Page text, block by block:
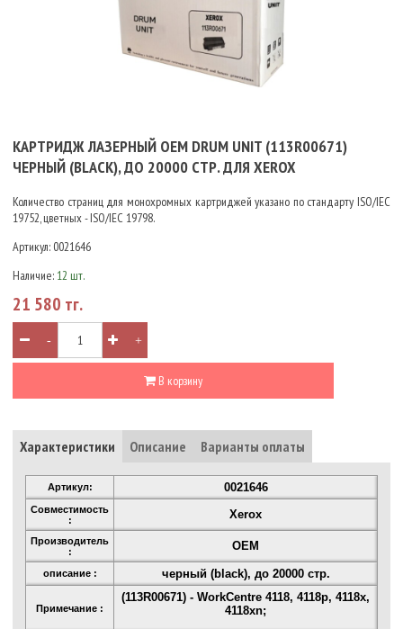
КАРТРИДЖ ЛАЗЕРНЫЙ OEM DRUM UNIT (113R00671)
ЧЕРНЫЙ (BLACK), ДО 20000 СТР. ДЛЯ XEROX
Количество страниц для монохромных картриджей указано по стандарту ISO/IEC
19752, цветных - ISO/IEC 19798.
Артикул: 0021646
Наличие: 12 шт.
21 580 тг.
- +
В корзину
Характеристики Описание Варианты оплаты
Артикул: 0021646
Совместимость
:
Xerox
Производитель
:
OEM
описание : черный (black), до 20000 стр.
Примечание :
(113R00671) - WorkCentre 4118, 4118p, 4118x,
4118xn;